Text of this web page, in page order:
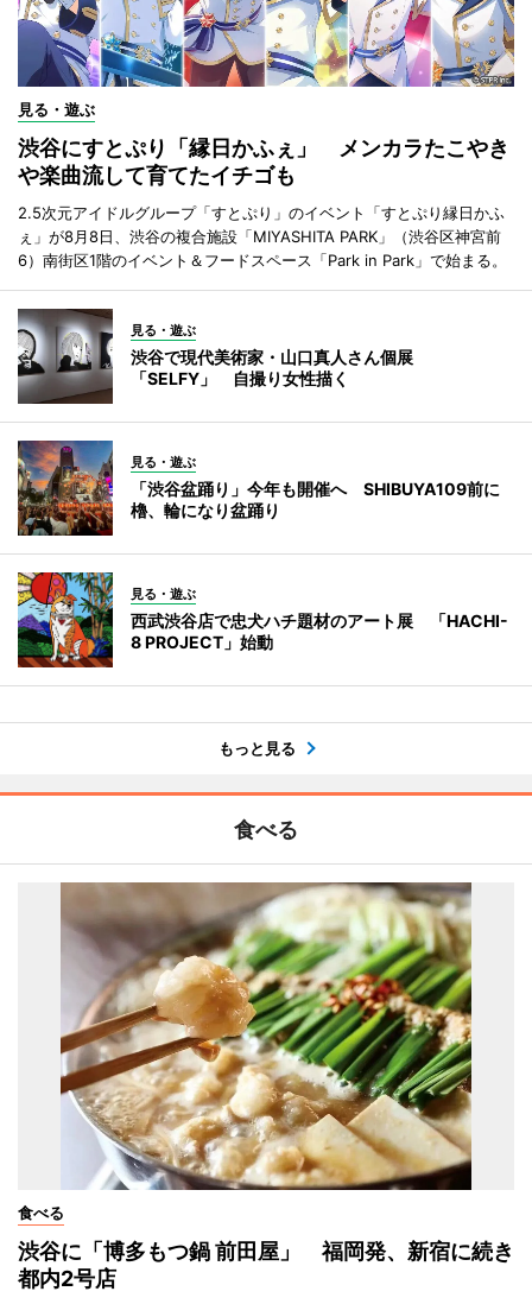
見る・遊ぶ
渋谷にすとぷり「縁日かふぇ」 メンカラたこやき
や楽曲流して育てたイチゴも
2.5次元アイドルグループ「すとぷり」のイベント「すとぷり縁日かふ
ぇ」が8月8日、渋谷の複合施設「MIYASHITA PARK」（渋谷区神宮前
6）南街区1階のイベント＆フードスペース「Park in Park」で始まる。
見る・遊ぶ
渋谷で現代美術家・山口真人さん個展
「SELFY」 自撮り女性描く
見る・遊ぶ
「渋谷盆踊り」今年も開催へ SHIBUYA109前に
櫓、輪になり盆踊り
見る・遊ぶ
西武渋谷店で忠犬ハチ題材のアート展 「HACHI-
8 PROJECT」始動
もっと見る
食べる
食べる
渋谷に「博多もつ鍋 前田屋」 福岡発、新宿に続き
都内2号店